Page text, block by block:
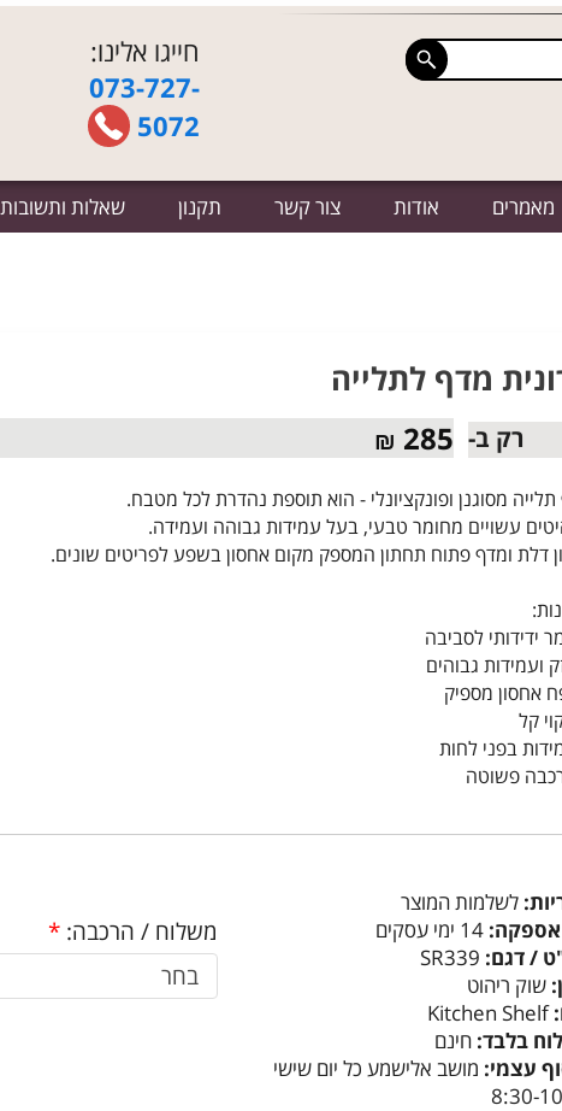
חייגו אלינו:
073-727-
5072
מאמרים אודות צור קשר תקנון שאלות ותשובות
מדף לתלייה
רק ב- 285
₪
מסוגנן ופונקציונלי - הוא תוספת נהדרת לכל מטבח.
עשויים מחומר טבעי, בעל עמידות גבוהה ועמידה.
דלת ומדף פתוח תחתון המספק מקום אחסון בשפע לפריטים שונים.
ידידותי לסביבה
ועמידות גבוהים
אחסון מספיק
קל
בפני לחות
פשוטה
לשלמות המוצר
אספקה: 14 ימי עסקים
/ דגם: SR339
שוק ריהוט
Kitchen Shelf
בלבד: חינם
עצמי: מושב אלישמע כל יום שישי
8:30-
משלוח / הרכבה: *
בחר